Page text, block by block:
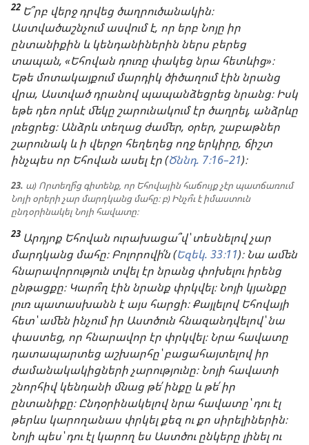
22 Ե՞րբ վերջ դրվեց ծաղրուծանակին։
Աստվածաշնչում ասվում է, որ երբ Նոյը իր
ընտանիքին և կենդանիներին ներս բերեց
տապան, «Եհովան դուռը փակեց նրա հետևից»։
Եթե մոտակայքում մարդիկ ծիծաղում էին նրանց
վրա, Աստված դրանով պապանձեցրեց նրանց։ Իսկ
եթե դեռ որևէ մեկը շարունակում էր ծաղրել, անձրևը
լռեցրեց։ Անձրև տեղաց ժամեր, օրեր, շաբաթներ
շարունակ և ի վերջո հեղեղեց ողջ երկիրը, ճիշտ
ինչպես որ Եհովան ասել էր (Ծննդ. 7։16–21)։
23. ա) Որտեղի՞ց գիտենք, որ Եհովային հաճույք չէր պատճառում
Նոյի օրերի չար մարդկանց մահը։ բ) Ինչո՞ւ է իմաստուն
ընդօրինակել Նոյի հավատը։
23 Արդյոք Եհովան ուրախացա՞վ՝ տեսնելով չար
մարդկանց մահը։ Բոլորովի՛ն (Եզեկ. 33։11)։ Նա ամեն
հնարավորություն տվել էր նրանց փոխելու իրենց
ընթացքը։ Կարո՞ղ էին նրանք փրկվել։ Նոյի կյանքը
լուռ պատասխանն է այս հարցի։ Քայլելով Եհովայի
հետ՝ ամեն ինչում իր Աստծուն հնազանդվելով՝ նա
փաստեց, որ հնարավոր էր փրկվել։ Նրա հավատը
դատապարտեց աշխարհը՝ բացահայտելով իր
ժամանակակիցների չարությունը։ Նոյի հավատի
շնորհիվ կենդանի մնաց թե՛ ինքը և թե՛ իր
ընտանիքը։ Ընդօրինակելով նրա հավատը՝ դու էլ
թերևս կարողանաս փրկել քեզ ու քո սիրելիներին։
Նոյի պես՝ դու էլ կարող ես Աստծու ընկերը լինել ու